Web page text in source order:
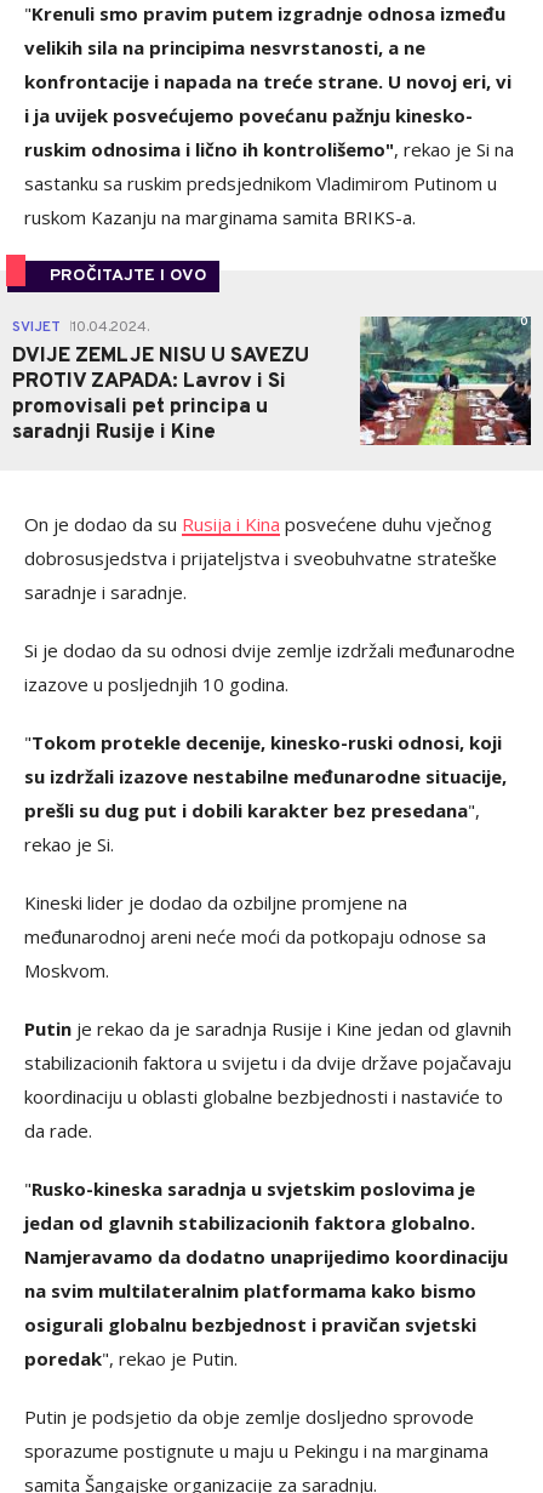
"Krenuli smo pravim putem izgradnje odnosa između
velikih sila na principima nesvrstanosti, a ne
konfrontacije i napada na treće strane. U novoj eri, vi
i ja uvijek posvećujemo povećanu pažnju kinesko-
ruskim odnosima i lično ih kontrolišemo", rekao je Si na
sastanku sa ruskim predsjednikom Vladimirom Putinom u
ruskom Kazanju na marginama samita BRIKS-a.
PROČITAJTE I OVO
SVIJET 10.04.2024.
DVIJE ZEMLJE NISU U SAVEZU
PROTIV ZAPADA: Lavrov i Si
promovisali pet principa u
saradnji Rusije i Kine
0
On je dodao da su Rusija i Kina posvećene duhu vječnog
dobrosusjedstva i prijateljstva i sveobuhvatne strateške
saradnje i saradnje.
Si je dodao da su odnosi dvije zemlje izdržali međunarodne
izazove u posljednjih 10 godina.
"Tokom protekle decenije, kinesko-ruski odnosi, koji
su izdržali izazove nestabilne međunarodne situacije,
prešli su dug put i dobili karakter bez presedana",
rekao je Si.
Kineski lider je dodao da ozbiljne promjene na
međunarodnoj areni neće moći da potkopaju odnose sa
Moskvom.
Putin je rekao da je saradnja Rusije i Kine jedan od glavnih
stabilizacionih faktora u svijetu i da dvije države pojačavaju
koordinaciju u oblasti globalne bezbjednosti i nastaviće to
da rade.
"Rusko-kineska saradnja u svjetskim poslovima je
jedan od glavnih stabilizacionih faktora globalno.
Namjeravamo da dodatno unaprijedimo koordinaciju
na svim multilateralnim platformama kako bismo
osigurali globalnu bezbjednost i pravičan svjetski
poredak", rekao je Putin.
Putin je podsjetio da obje zemlje dosljedno sprovode
sporazume postignute u maju u Pekingu i na marginama
samita Šangajske organizacije za saradnju.